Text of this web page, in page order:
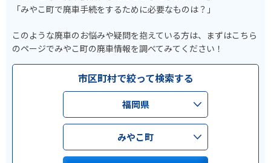
「みやこ町で廃車手続をするために必要なものは？」
このような廃車のお悩みや疑問を抱えている方は、まずはこちら
のページでみやこ町の廃車情報を調べてみてください！
市区町村で絞って検索する
福岡県
みやこ町